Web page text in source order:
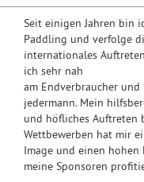
Seit einigen Jahren bin
Paddling und verfolge
internationales
ich sehr nah
am Endverbraucher
jedermann. Mein
und höfliches Auftreten
Wettbewerben hat mir
Image und einen hohen
meine Sponsoren